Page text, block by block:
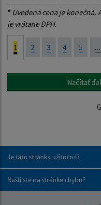
* Uvedená cena je konečná.
je vrátane DPH.
1 2 3 4 5 ...
Načítať
Je táto stránka užitočná?
Našli ste na stránke chybu?